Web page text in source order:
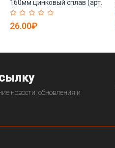
160мм цинковый сплав (арт.
25-19084332)
26.00₽
новости, обновления и